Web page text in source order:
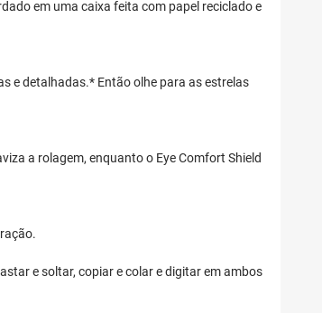
em uma caixa feita com papel reciclado e
e detalhadas.* Então olhe para as estrelas
a rolagem, enquanto o Eye Comfort Shield
e soltar, copiar e colar e digitar em ambos